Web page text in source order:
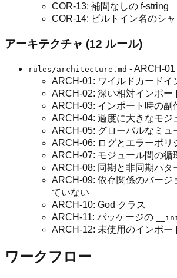
COR-13: 補間なしの f-string
COR-14: ビルトイン名のシ
アーキテクチャ (12 ルール)
rules/architecture.md - ARCH-
ARCH-01: ワイルドカードイ
ARCH-02: 深い相対インポー
ARCH-03: インポート時の副
ARCH-04: 過度に大きなモジ
ARCH-05: グローバルなミュ
ARCH-06: ログとエラーポリ
ARCH-07: モジュール間の循
ARCH-08: 同期と非同期パタ
ARCH-09: 依存関係のバージ
ていない
ARCH-10: God クラス
ARCH-11: パッケージの
ARCH-12: 未使用のインポー
ワークフロー